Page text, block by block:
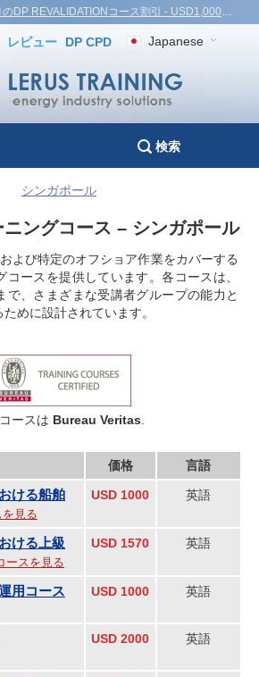
コース割引 - USD1,000！ベトナム、トルコ、マレーシア
レビュー DP CPD Japanese
検索
シンガポール
ングコース – シンガポール
よび特定のオフショア作業をカバーする
ースを提供しています。各コースは、
で、さまざまな受講者グループの能力と
めに設計されています。
ースは Bureau Veritas
価格 言語
ける船舶
を見る
USD 1000 英語
ける上級
ースを見る
USD 1570 英語
用コース USD 1000 英語
USD 2000 英語